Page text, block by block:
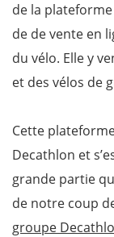
de la
de de vente en
du vélo. Elle y
et des vélos de
Cette
Decathlon et
grande partie
de notre coup
groupe